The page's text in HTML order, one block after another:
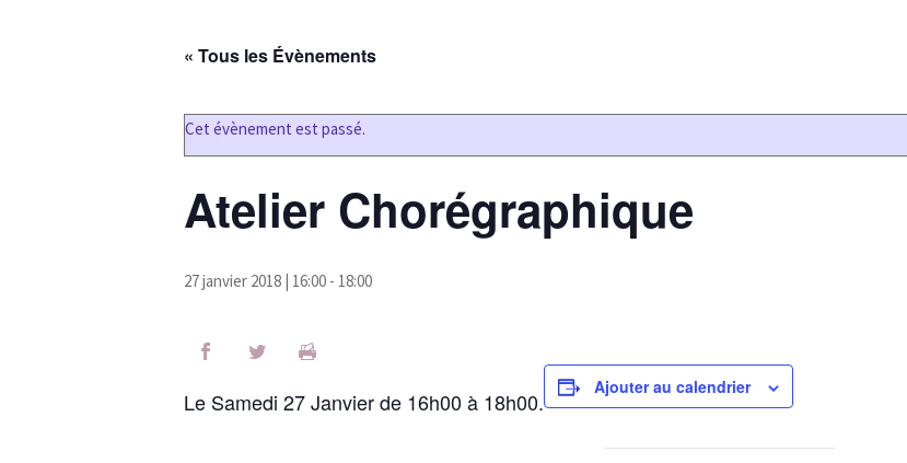
« Tous les Évènements
Cet évènement est passé.
Atelier Chorégraphique
27 janvier 2018 | 16:00 - 18:00
Le Samedi 27 Janvier de 16h00 à 18h00.
Ajouter au calendrier